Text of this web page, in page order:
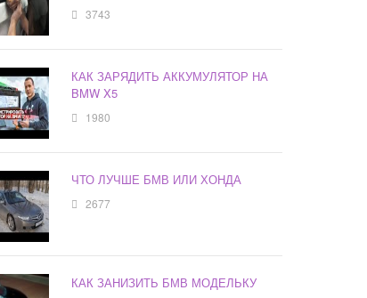
3743
КАК ЗАРЯДИТЬ АККУМУЛЯТОР НА
BMW X5
1980
ЧТО ЛУЧШЕ БМВ ИЛИ ХОНДА
2677
КАК ЗАНИЗИТЬ БМВ МОДЕЛЬКУ